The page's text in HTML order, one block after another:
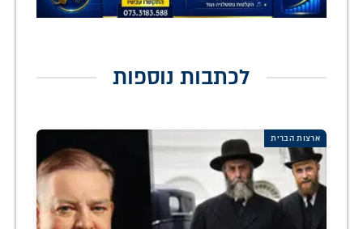
לכתבות נוספות
ארצות הברית